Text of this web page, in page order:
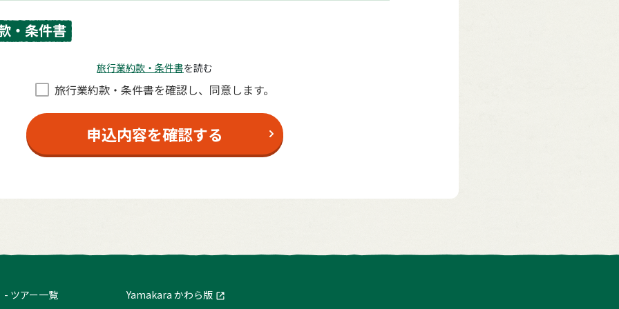
・条件書
旅⾏業約款・条件書を読む
旅⾏業約款・条件書を確認し、同意します。
申込内容を確認する
ツアー一覧 Yamakara かわら版